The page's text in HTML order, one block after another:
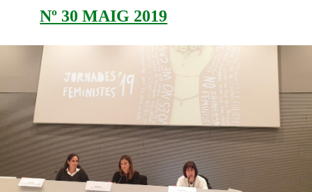
Nº 30 MAIG 2019